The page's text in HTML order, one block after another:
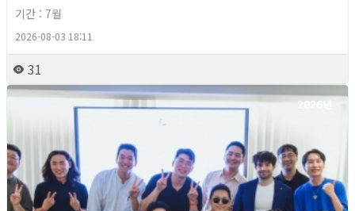
기간 : 7월
2026-08-03 18:11
31
2026년